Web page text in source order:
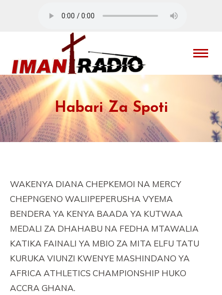
Habari Za Spoti
WAKENYA DIANA CHEPKEMOI NA MERCY
CHEPNGENO WALIIPEPERUSHA VYEMA
BENDERA YA KENYA BAADA YA KUTWAA
MEDALI ZA DHAHABU NA FEDHA MTAWALIA
KATIKA FAINALI YA MBIO ZA MITA ELFU TATU
KURUKA VIUNZI KWENYE MASHINDANO YA
AFRICA ATHLETICS CHAMPIONSHIP HUKO
ACCRA GHANA.